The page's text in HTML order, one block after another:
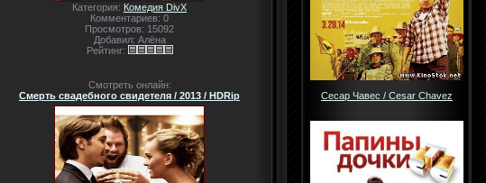
Категория: Комедия DivX
Комментариев: 0
Просмотров: 15092
Добавил: Алёна
Рейтинг:
Смотреть онлайн:
Смерть свадебного свидетеля / 2013 / HDRip
Сесар Чавес / Cesar Chavez